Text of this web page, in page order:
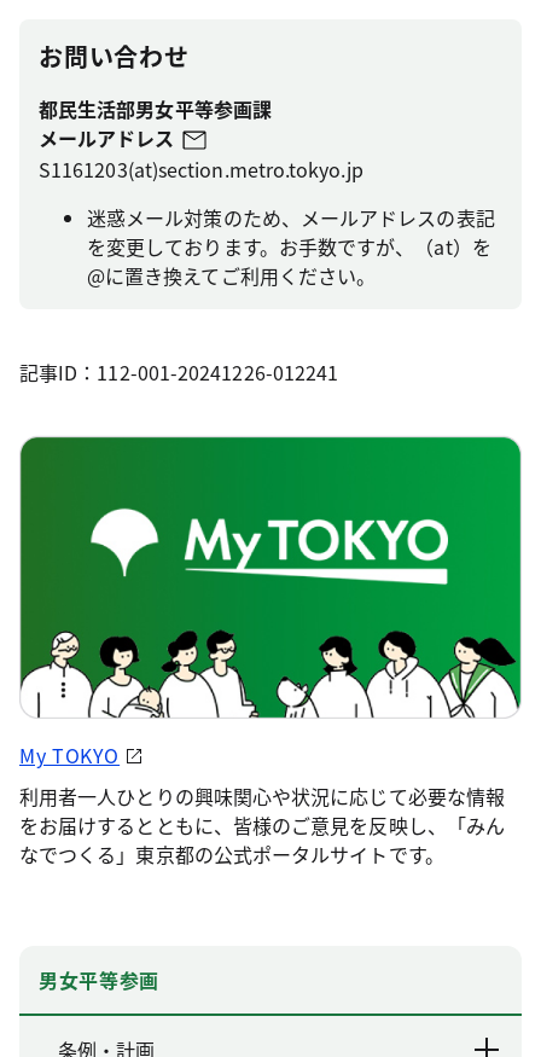
お問い合わせ
都民生活部男女平等参画課
メールアドレス
S1161203(at)section.metro.tokyo.jp
迷惑メール対策のため、メールアドレスの表記
を変更しております。お手数ですが、（at）を
@に置き換えてご利用ください。
記事ID：112-001-20241226-012241
My TOKYO
利用者一人ひとりの興味関心や状況に応じて必要な情報
をお届けするとともに、皆様のご意見を反映し、「みん
なでつくる」東京都の公式ポータルサイトです。
男女平等参画
条例・計画